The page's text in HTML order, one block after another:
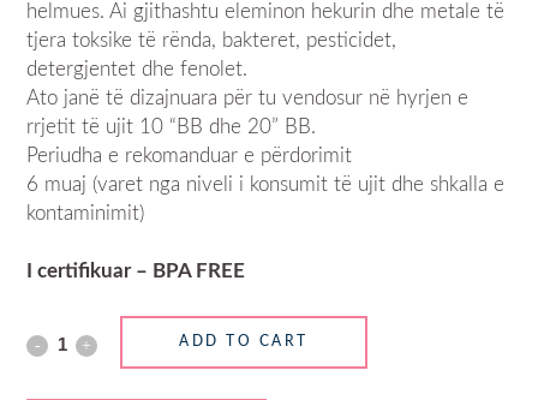
helmues. Ai gjithashtu eleminon hekurin dhe metale të
tjera toksike të rënda, bakteret, pesticidet,
detergjentet dhe fenolet.
Ato janë të dizajnuara për tu vendosur në hyrjen e
rrjetit të ujit 10 “BB dhe 20” BB.
Periudha e rekomanduar e përdorimit
6 muaj (varet nga niveli i konsumit të ujit dhe shkalla e
kontaminimit)
I certifikuar – BPA FREE
ADD TO CART